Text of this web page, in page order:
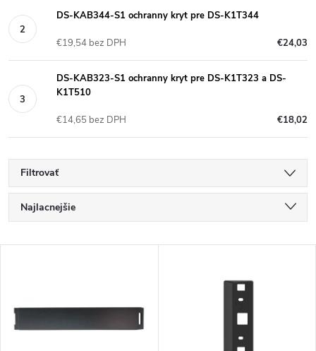
DS-KAB344-S1 ochranny kryt pre DS-K1T344
€24,03
€19,54 bez DPH
DS-KAB323-S1 ochranny kryt pre DS-K1T323 a DS-
K1T510
€18,02
€14,65 bez DPH
Filtrovať
R
a
e
Najlacnejšie
p